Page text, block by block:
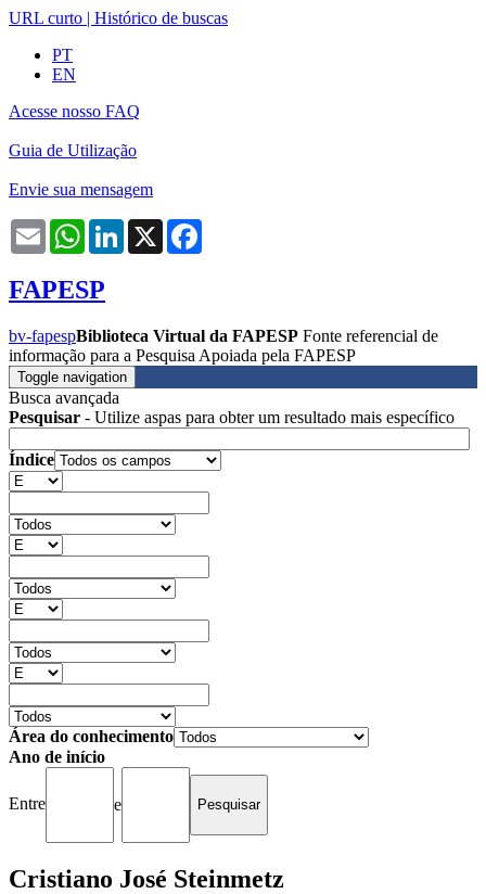
URL curto | Histórico de buscas
PT
EN
Acesse nosso FAQ
Guia de Utilização
Envie sua mensagem
Email WhatsAppLinkedIn
X
FAPESP
bv-fapespBiblioteca Virtual da FAPESP Fonte referencial de
informação para a Pesquisa Apoiada pela FAPESP
Toggle navigation
Busca avançada
Pesquisar - Utilize aspas para obter um resultado mais específico
Índice
Área do conhecimento
Ano de início
Entre e
Cristiano José Steinmetz